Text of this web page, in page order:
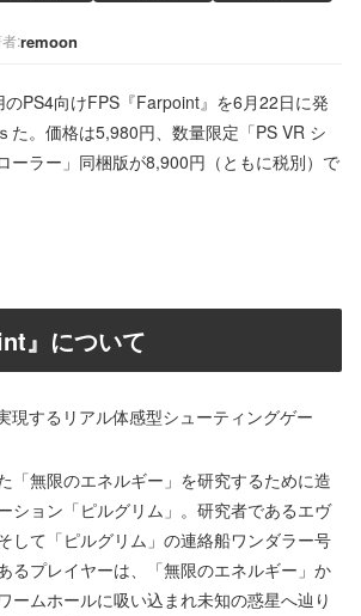
:remoon
のPS4向けFPS『Farpoint』を6月22日に発
た。価格は5,980円、数量限定「PS VR シ
ーラー」同梱版が8,900円（ともに税別）で
』について
現するリアル体感型シューティングゲー
「無限のエネルギー」を研究するために造
ション「ピルグリム」。研究者であるエヴ
して「ピルグリム」の連絡船ワンダラー号
るプレイヤーは、「無限のエネルギー」か
ームホールに吸い込まれ未知の惑星へ辿り